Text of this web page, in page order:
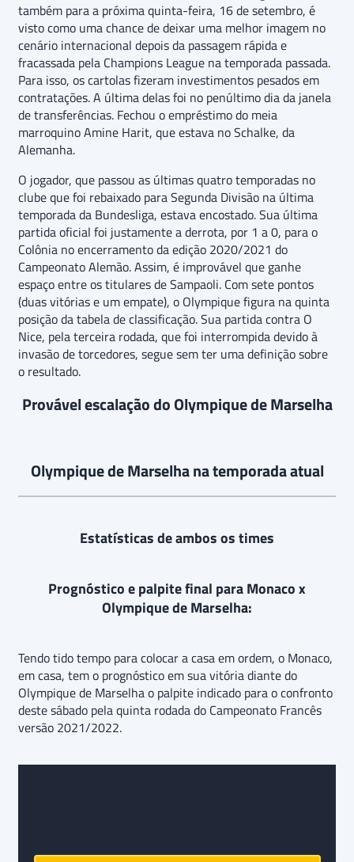
também para a próxima quinta-feira, 16 de setembro, é
visto como uma chance de deixar uma melhor imagem no
cenário internacional depois da passagem rápida e
fracassada pela Champions League na temporada passada.
Para isso, os cartolas fizeram investimentos pesados em
contratações. A última delas foi no penúltimo dia da janela
de transferências. Fechou o empréstimo do meia
marroquino Amine Harit, que estava no Schalke, da
Alemanha.
O jogador, que passou as últimas quatro temporadas no
clube que foi rebaixado para Segunda Divisão na última
temporada da Bundesliga, estava encostado. Sua última
partida oficial foi justamente a derrota, por 1 a 0, para o
Colônia no encerramento da edição 2020/2021 do
Campeonato Alemão. Assim, é improvável que ganhe
espaço entre os titulares de Sampaoli. Com sete pontos
(duas vitórias e um empate), o Olympique figura na quinta
posição da tabela de classificação. Sua partida contra O
Nice, pela terceira rodada, que foi interrompida devido à
invasão de torcedores, segue sem ter uma definição sobre
o resultado.
Provável escalação do Olympique de Marselha
Olympique de Marselha na temporada atual
Estatísticas de ambos os times
Prognóstico e palpite final para Monaco x
Olympique de Marselha:
Tendo tido tempo para colocar a casa em ordem, o Monaco,
em casa, tem o prognóstico em sua vitória diante do
Olympique de Marselha o palpite indicado para o confronto
deste sábado pela quinta rodada do Campeonato Francês
versão 2021/2022.